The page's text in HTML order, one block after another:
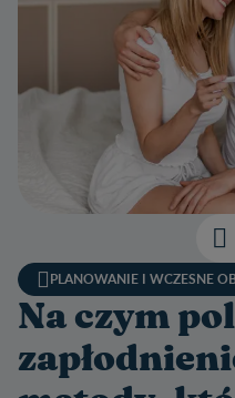
PLANOWANIE I WCZESNE
Na czym